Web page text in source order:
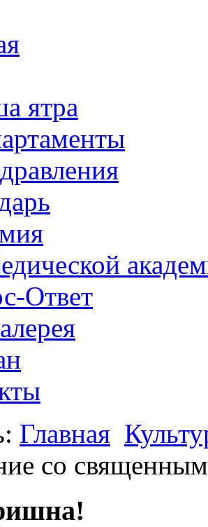
ятра
Ответ
Главная
со